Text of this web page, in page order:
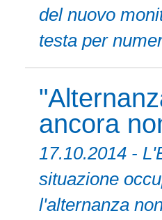
del nuovo
testa per
ancora
17.10.2014 -
situazione
l'alternanza